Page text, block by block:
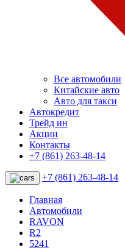
Все автомобили
Китайские авто
Авто для такси
Автокредит
Трейд ин
Акции
Контакты
+7 (861) 263-48-14
+7 (861) 263-48-14
Главная
Автомобили
RAVON
R2
5241